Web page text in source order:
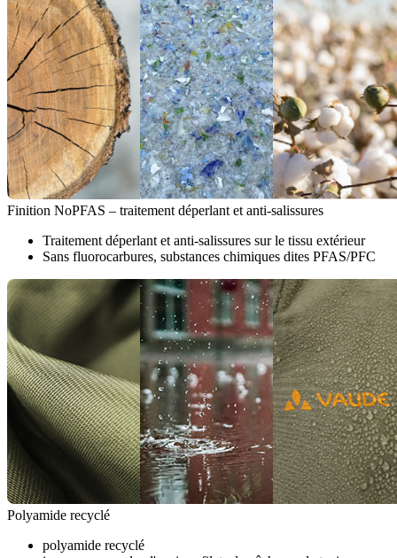
Finition NoPFAS – traitement déperlant et anti-salissures
Traitement déperlant et anti-salissures sur le tissu extérieur
Sans fluorocarbures, substances chimiques dites PFAS/PFC
Polyamide recyclé
polyamide recyclé